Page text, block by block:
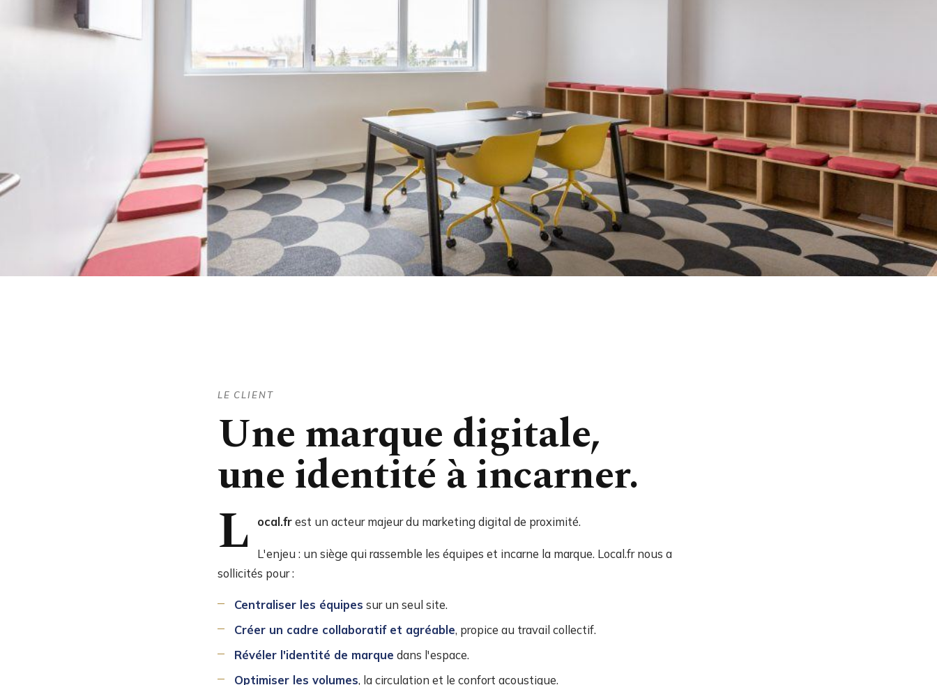
LE CLIENT
Une marque digitale,
une identité à incarner.
L ocal.frest un acteur majeur du marketing digital de proximité.
L'enjeu : un siège qui rassemble les équipes et incarne la marque. Local.fr nous a
sollicités pour :
Centraliser les équipes sur un seul site.
Créer un cadre collaboratif et agréable, propice au travail collectif.
Révéler l'identité de marque dans l'espace.
Optimiser les volumes, la circulation et le confort acoustique.